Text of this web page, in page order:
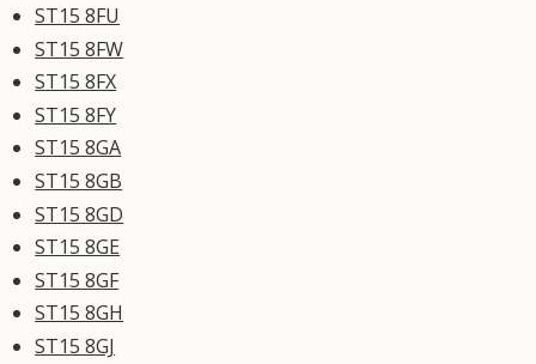
ST15 8FU
ST15 8FW
ST15 8FX
ST15 8FY
ST15 8GA
ST15 8GB
ST15 8GD
ST15 8GE
ST15 8GF
ST15 8GH
ST15 8GJ